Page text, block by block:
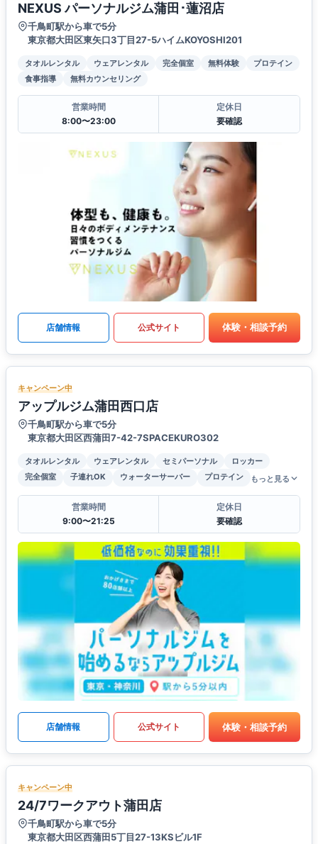
NEXUS パーソナルジム蒲田･蓮沼店
千鳥町駅から車で5分
東京都大田区東矢口3丁目27-5ハイムKOYOSHI201
タオルレンタル ウェアレンタル 完全個室 無料体験
プロテイン
食事指導
無料カウンセリング
営業時間
8:00〜23:00
定休日
要確認
店舗情報 公式サイト 体験・相談予約
キャンペーン中
アップルジム蒲田西口店
千鳥町駅から車で5分
東京都大田区西蒲田7-42-7SPACEKURO302
タオルレンタル ウェアレンタル セミパーソナル
ロッカー
完全個室
子連れOK ウォーターサーバー プロテイン もっと見る
営業時間
9:00〜21:25
定休日
要確認
店舗情報 公式サイト 体験・相談予約
キャンペーン中
24/7ワークアウト蒲田店
千鳥町駅から車で5分
東京都大田区西蒲田5丁目27-13KSビル1F